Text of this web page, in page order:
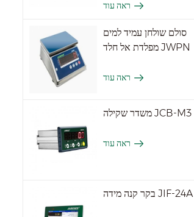
ראה עוד
סולם שולחן עמיד למים
מפלדת אל חלד JWPN
ראה עוד
משדר שקילה JCB-M3
ראה עוד
בקר קנה מידה JIF-24A